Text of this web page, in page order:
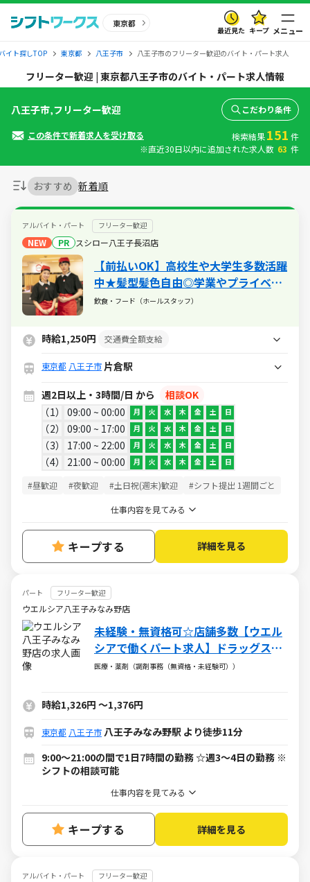
東京都
最近見た キープ メニュー
イト探しTOP 東京都 八王子市 八王子市のフリーター歓迎のバイト・パート求人
フリーター歓迎 | 東京都八王子市のバイト・パート求人情報
おすすめ 新着順
アルバイト・パート フリーター歓迎
NEW PR スシロー八王子長沼店
【前払いOK】高校生や大学生多数活躍
中★髪型髪色自由◎学業やプライベー
トと両立も可能！食事補助（30％割
なるベネフィットステーション加入あ
り★
飲食・フード（ホールスタッフ）
時給1,250円 交通費全額支給
東京都 八王子市 片倉駅
週2日以上・3時間/日 から
相談OK
1
09:00 ~ 00:00 月 火 水 木 金 土 日
2 09:00 ~ 17:00 月 火 水 木 金 土 日
3 17:00 ~ 22:00 月 火 水 木 金 土 日
4 21:00 ~ 00:00 月 火 水 木 金 土 日
#昼歓迎 #夜歓迎 #土日祝(週末)歓迎 #シフト提出 1週間ごと
仕事内容を見てみる
キープする 詳細を見る
パート フリーター歓迎
ウエルシア八王子みなみ野店
未経験・無資格可☆店舗多数【ウエル
シアで働くパート求人】ドラッグスト
アの調剤事務
医療・薬剤（調剤事務（無資格・未経験可））
時給1,326円 ～1,376円
東京都 八王子市八王子みなみ野駅 より徒歩11分
9:00～21:00の間で1日7時間の勤務 ☆週3～4日の勤務 ※
シフトの相談可能
仕事内容を見てみる
キープする 詳細を見る
アルバイト・パート フリーター歓迎
八王子市,フリーター歓迎 こだわり条件
この条件で新着求人を受け取る 検索結果151 件
※直近30日以内に追加された求人数 63 件